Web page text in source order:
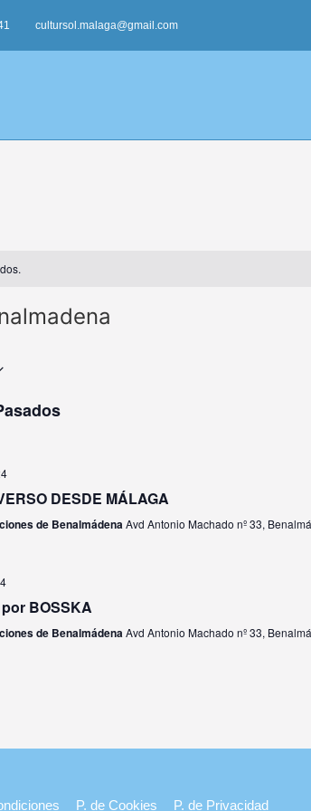
cultursol.malaga@gmail.com
DESDE MÁLAGA
de BenalmádenaAvd Antonio Machado nº 33,
BOSSKA
de BenalmádenaAvd Antonio Machado nº 33,
P. de Cookies P. de Privacidad